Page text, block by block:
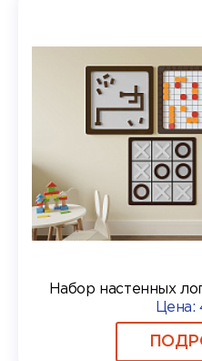
Набор настенных
Цена: